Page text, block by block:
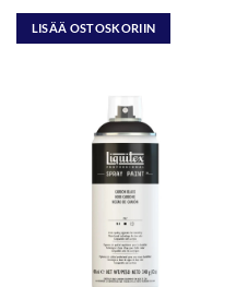
LISÄÄ OSTOSKORIIN